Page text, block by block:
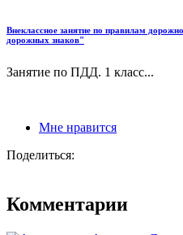
Внеклассное занятие по правилам
дорожных знаков"
Занятие по ПДД. 1 класс...
Мне нравится
Поделиться:
Комментарии